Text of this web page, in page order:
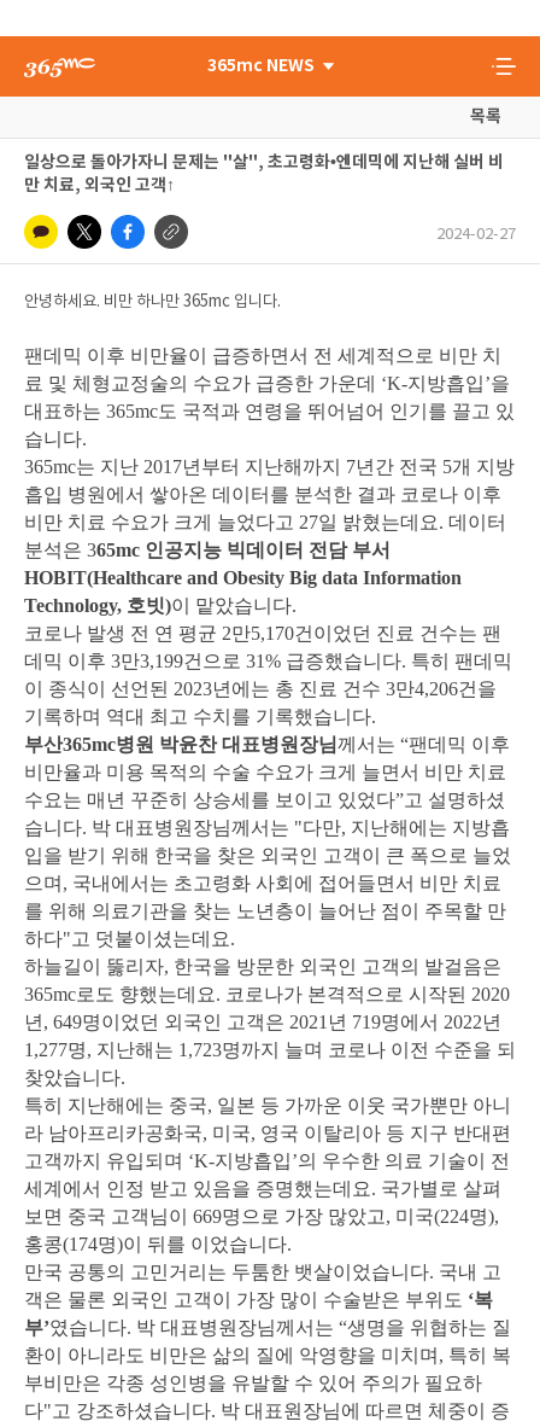
365mc NEWS
목록
일상으로 돌아가자니 문제는 "살", 초고령화•엔데믹에 지난해 실버 비
만 치료, 외국인 고객↑
2024-02-27
안녕하세요. 비만 하나만 365mc 입니다.
팬데믹 이후 비만율이 급증하면서 전 세계적으로 비만 치
료 및 체형교정술의 수요가 급증한 가운데 ‘K-지방흡입’을
대표하는 365mc도 국적과 연령을 뛰어넘어 인기를 끌고 있
습니다.
365mc는 지난 2017년부터 지난해까지 7년간 전국 5개 지방
흡입 병원에서 쌓아온 데이터를 분석한 결과 코로나 이후
비만 치료 수요가 크게 늘었다고 27일 밝혔는데요. 데이터
분석은 365mc 인공지능 빅데이터 전담 부서
HOBIT(Healthcare and Obesity Big data Information
Technology, 호빗)이 맡았습니다.
코로나 발생 전 연 평균 2만5,170건이었던 진료 건수는 팬
데믹 이후 3만3,199건으로 31% 급증했습니다. 특히 팬데믹
이 종식이 선언된 2023년에는 총 진료 건수 3만4,206건을
기록하며 역대 최고 수치를 기록했습니다.
부산365mc병원 박윤찬 대표병원장님께서는 “팬데믹 이후
비만율과 미용 목적의 수술 수요가 크게 늘면서 비만 치료
수요는 매년 꾸준히 상승세를 보이고 있었다”고 설명하셨
습니다. 박 대표병원장님께서는 "다만, 지난해에는 지방흡
입을 받기 위해 한국을 찾은 외국인 고객이 큰 폭으로 늘었
으며, 국내에서는 초고령화 사회에 접어들면서 비만 치료
를 위해 의료기관을 찾는 노년층이 늘어난 점이 주목할 만
하다"고 덧붙이셨는데요.
하늘길이 뚫리자, 한국을 방문한 외국인 고객의 발걸음은
365mc로도 향했는데요. 코로나가 본격적으로 시작된 2020
년, 649명이었던 외국인 고객은 2021년 719명에서 2022년
1,277명, 지난해는 1,723명까지 늘며 코로나 이전 수준을 되
찾았습니다.
특히 지난해에는 중국, 일본 등 가까운 이웃 국가뿐만 아니
라 남아프리카공화국, 미국, 영국 이탈리아 등 지구 반대편
고객까지 유입되며 ‘K-지방흡입’의 우수한 의료 기술이 전
세계에서 인정 받고 있음을 증명했는데요. 국가별로 살펴
보면 중국 고객님이 669명으로 가장 많았고, 미국(224명),
홍콩(174명)이 뒤를 이었습니다.
만국 공통의 고민거리는 두툼한 뱃살이었습니다. 국내 고
객은 물론 외국인 고객이 가장 많이 수술받은 부위도 ‘복
부’였습니다. 박 대표병원장님께서는 “생명을 위협하는 질
환이 아니라도 비만은 삶의 질에 악영향을 미치며, 특히 복
부비만은 각종 성인병을 유발할 수 있어 주의가 필요하
다"고 강조하셨습니다. 박 대표원장님에 따르면 체중이 증